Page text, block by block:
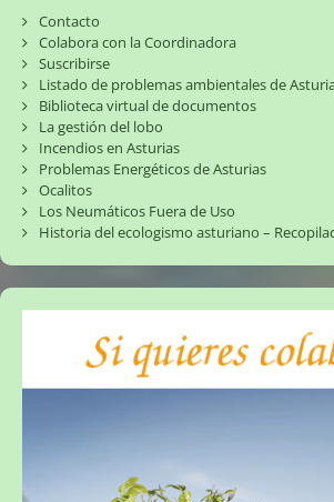
Contacto
Colabora con la Coordinadora
Suscribirse
Listado de problemas ambientales de
Biblioteca virtual de documentos
La gestión del lobo
Incendios en Asturias
Problemas Energéticos de Asturias
Ocalitos
Los Neumáticos Fuera de Uso
Historia del ecologismo asturiano –